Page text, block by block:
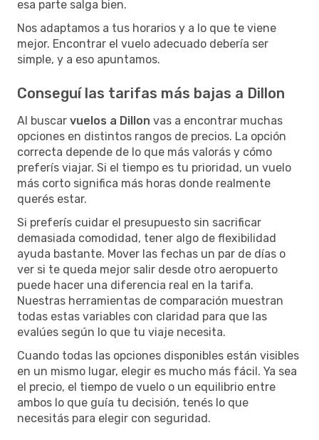
esa parte salga bien.
Nos adaptamos a tus horarios y a lo que te viene
mejor. Encontrar el vuelo adecuado debería ser
simple, y a eso apuntamos.
Conseguí las tarifas más bajas a Dillon
Al buscar vuelos a Dillon vas a encontrar muchas
opciones en distintos rangos de precios. La opción
correcta depende de lo que más valorás y cómo
preferís viajar. Si el tiempo es tu prioridad, un vuelo
más corto significa más horas donde realmente
querés estar.
Si preferís cuidar el presupuesto sin sacrificar
demasiada comodidad, tener algo de flexibilidad
ayuda bastante. Mover las fechas un par de días o
ver si te queda mejor salir desde otro aeropuerto
puede hacer una diferencia real en la tarifa.
Nuestras herramientas de comparación muestran
todas estas variables con claridad para que las
evalúes según lo que tu viaje necesita.
Cuando todas las opciones disponibles están visibles
en un mismo lugar, elegir es mucho más fácil. Ya sea
el precio, el tiempo de vuelo o un equilibrio entre
ambos lo que guía tu decisión, tenés lo que
necesitás para elegir con seguridad.